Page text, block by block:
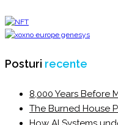
Posturi recente
8,000 Years Before
The Burned House